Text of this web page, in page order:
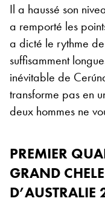
Il a haussé son
a remporté les
a dicté le rythme
suffisamment
inévitable de
transforme pas en
deux hommes ne
PREMIER
GRAND
D’AUSTRALIE